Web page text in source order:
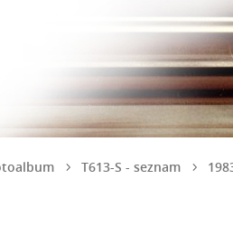
T613-S - seznam